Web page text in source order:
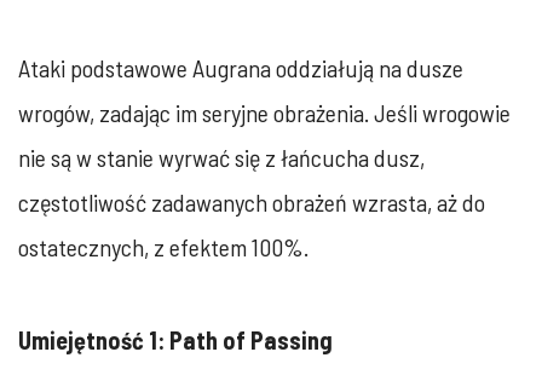
Ataki podstawowe Augrana oddziałują na dusze
wrogów, zadając im seryjne obrażenia. Jeśli wrogowie
nie są w stanie wyrwać się z łańcucha dusz,
częstotliwość zadawanych obrażeń wzrasta, aż do
ostatecznych, z efektem 100%.
Umiejętność 1: Path of Passing